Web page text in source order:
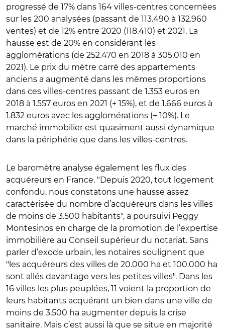
progressé de 17% dans 164 villes-centres concernées
sur les 200 analysées (passant de 113.490 à 132.960
ventes) et de 12% entre 2020 (118.410) et 2021. La
hausse est de 20% en considérant les
agglomérations (de 252.470 en 2018 à 305.010 en
2021). Le prix du mètre carré des appartements
anciens a augmenté dans les mêmes proportions
dans ces villes-centres passant de 1.353 euros en
2018 à 1.557 euros en 2021 (+ 15%), et de 1.666 euros à
1.832 euros avec les agglomérations (+ 10%). Le
marché immobilier est quasiment aussi dynamique
dans la périphérie que dans les villes-centres.
Le baromètre analyse également les flux des
acquéreurs en France. "Depuis 2020, tout logement
confondu, nous constatons une hausse assez
caractérisée du nombre d’acquéreurs dans les villes
de moins de 3.500 habitants", a poursuivi Peggy
Montesinos en charge de la promotion de l’expertise
immobilière au Conseil supérieur du notariat. Sans
parler d’exode urbain, les notaires soulignent que
"les acquéreurs des villes de 20.000 ha et 100.000 ha
sont allés davantage vers les petites villes". Dans les
16 villes les plus peuplées, 11 voient la proportion de
leurs habitants acquérant un bien dans une ville de
moins de 3.500 ha augmenter depuis la crise
sanitaire. Mais c’est aussi là que se situe en majorité